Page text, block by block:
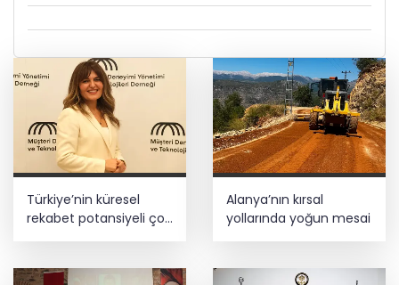
Türkiye’nin küresel
rekabet potansiyeli çok
Alanya’nın kırsal
yollarında yoğun mesai